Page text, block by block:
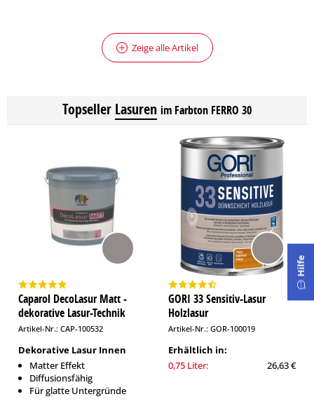
Zeige alle Artikel
Topseller Lasuren im Farbton FERRO 30
Caparol DecoLasur Matt -
dekorative Lasur-Technik
Artikel-Nr.: CAP-100532
Dekorative Lasur Innen
Matter Effekt
Diffusionsfähig
Für glatte Untergründe
GORI 33 Sensitiv-Lasur
Holzlasur
Artikel-Nr.: GOR-100019
Erhältlich in:
0,75 Liter:
26,63 €
Hilfe